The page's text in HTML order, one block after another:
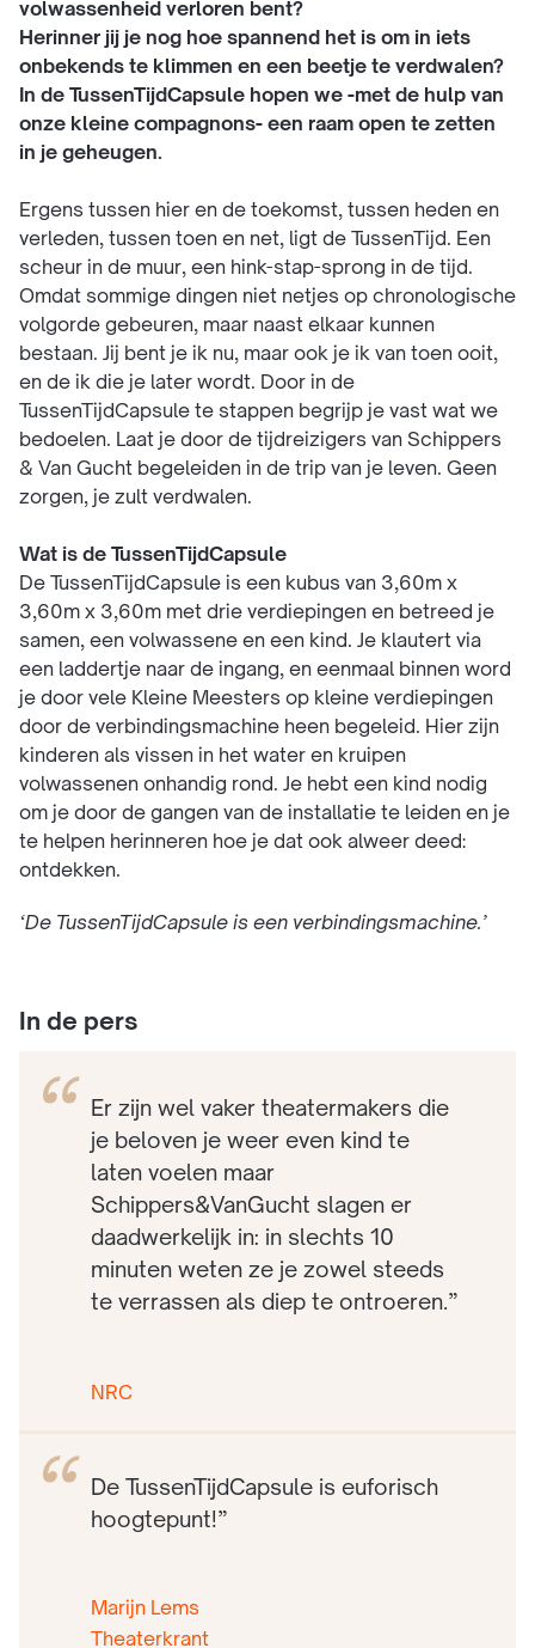
volwassenheid verloren bent?
Herinner jij je nog hoe spannend het is om in iets
onbekends te klimmen en een beetje te verdwalen?
In de TussenTijdCapsule hopen we -met de hulp van
onze kleine compagnons- een raam open te zetten
in je geheugen.
Ergens tussen hier en de toekomst, tussen heden en
verleden, tussen toen en net, ligt de TussenTijd. Een
scheur in de muur, een hink-stap-sprong in de tijd.
Omdat sommige dingen niet netjes op chronologische
volgorde gebeuren, maar naast elkaar kunnen
bestaan. Jij bent je ik nu, maar ook je ik van toen ooit,
en de ik die je later wordt. Door in de
TussenTijdCapsule te stappen begrijp je vast wat we
bedoelen. Laat je door de tijdreizigers van Schippers
& Van Gucht begeleiden in de trip van je leven. Geen
zorgen, je zult verdwalen.
Wat is de TussenTijdCapsule
De TussenTijdCapsule is een kubus van 3,60m x
3,60m x 3,60m met drie verdiepingen en betreed je
samen, een volwassene en een kind. Je klautert via
een laddertje naar de ingang, en eenmaal binnen word
je door vele Kleine Meesters op kleine verdiepingen
door de verbindingsmachine heen begeleid. Hier zijn
kinderen als vissen in het water en kruipen
volwassenen onhandig rond. Je hebt een kind nodig
om je door de gangen van de installatie te leiden en je
te helpen herinneren hoe je dat ook alweer deed:
ontdekken.
‘De TussenTijdCapsule is een verbindingsmachine.’
In de pers
Er zijn wel vaker theatermakers die
je beloven je weer even kind te
laten voelen maar
Schippers&VanGucht slagen er
daadwerkelijk in: in slechts 10
minuten weten ze je zowel steeds
te verrassen als diep te ontroeren.”
NRC
De TussenTijdCapsule is euforisch
hoogtepunt!”
Marijn Lems
Theaterkrant